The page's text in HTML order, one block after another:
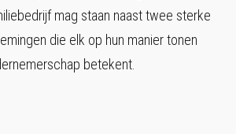
mag staan naast twee sterke
die elk op hun manier tonen
betekent.